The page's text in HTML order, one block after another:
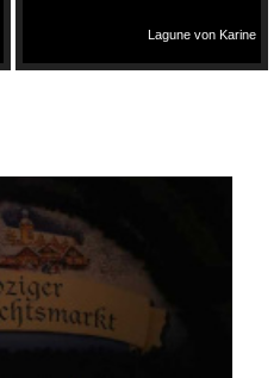
Lagune von Karine